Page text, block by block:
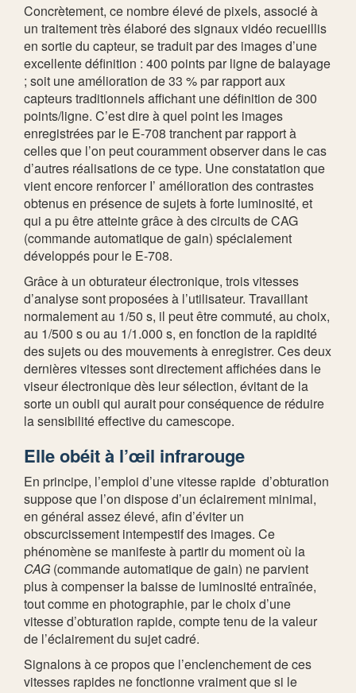
Concrètement, ce nombre élevé de pixels, associé à
un traitement très élaboré des signaux vidéo recueillis
en sortie du capteur, se traduit par des images d’une
excellente définition : 400 points par ligne de balayage
; soit une amélioration de 33 % par rapport aux
capteurs traditionnels affichant une définition de 300
points/ligne. C’est dire à quel point les images
enregistrées par le E-708 tranchent par rapport à
celles que l’on peut couramment observer dans le cas
d’autres réalisations de ce type. Une constatation que
vient encore renforcer I’ amélioration des contrastes
obtenus en présence de sujets à forte luminosité, et
qui a pu être atteinte grâce à des circuits de CAG
(commande automatique de gain) spécialement
développés pour le E-708.
Grâce à un obturateur électronique, trois vitesses
d’analyse sont proposées à l’utilisateur. Travaillant
normalement au 1/50 s, il peut être commuté, au choix,
au 1/500 s ou au 1/1.000 s, en fonction de la rapidité
des sujets ou des mouvements à enregistrer. Ces deux
dernières vitesses sont directement affichées dans le
viseur électronique dès leur sélection, évitant de la
sorte un oubli qui aurait pour conséquence de réduire
la sensibilité effective du camescope.
Elle obéit à l’œil infrarouge
En principe, l’emploi d’une vitesse rapide d’obturation
suppose que l’on dispose d’un éclairement minimal,
en général assez élevé, afin d’éviter un
obscurcissement intempestif des images. Ce
phénomène se manifeste à partir du moment où la
CAG (commande automatique de gain) ne parvient
plus à compenser la baisse de luminosité entraînée,
tout comme en photographie, par le choix d’une
vitesse d’obturation rapide, compte tenu de la valeur
de l’éclairement du sujet cadré.
Signalons à ce propos que l’enclenchement de ces
vitesses rapides ne fonctionne vraiment que si le